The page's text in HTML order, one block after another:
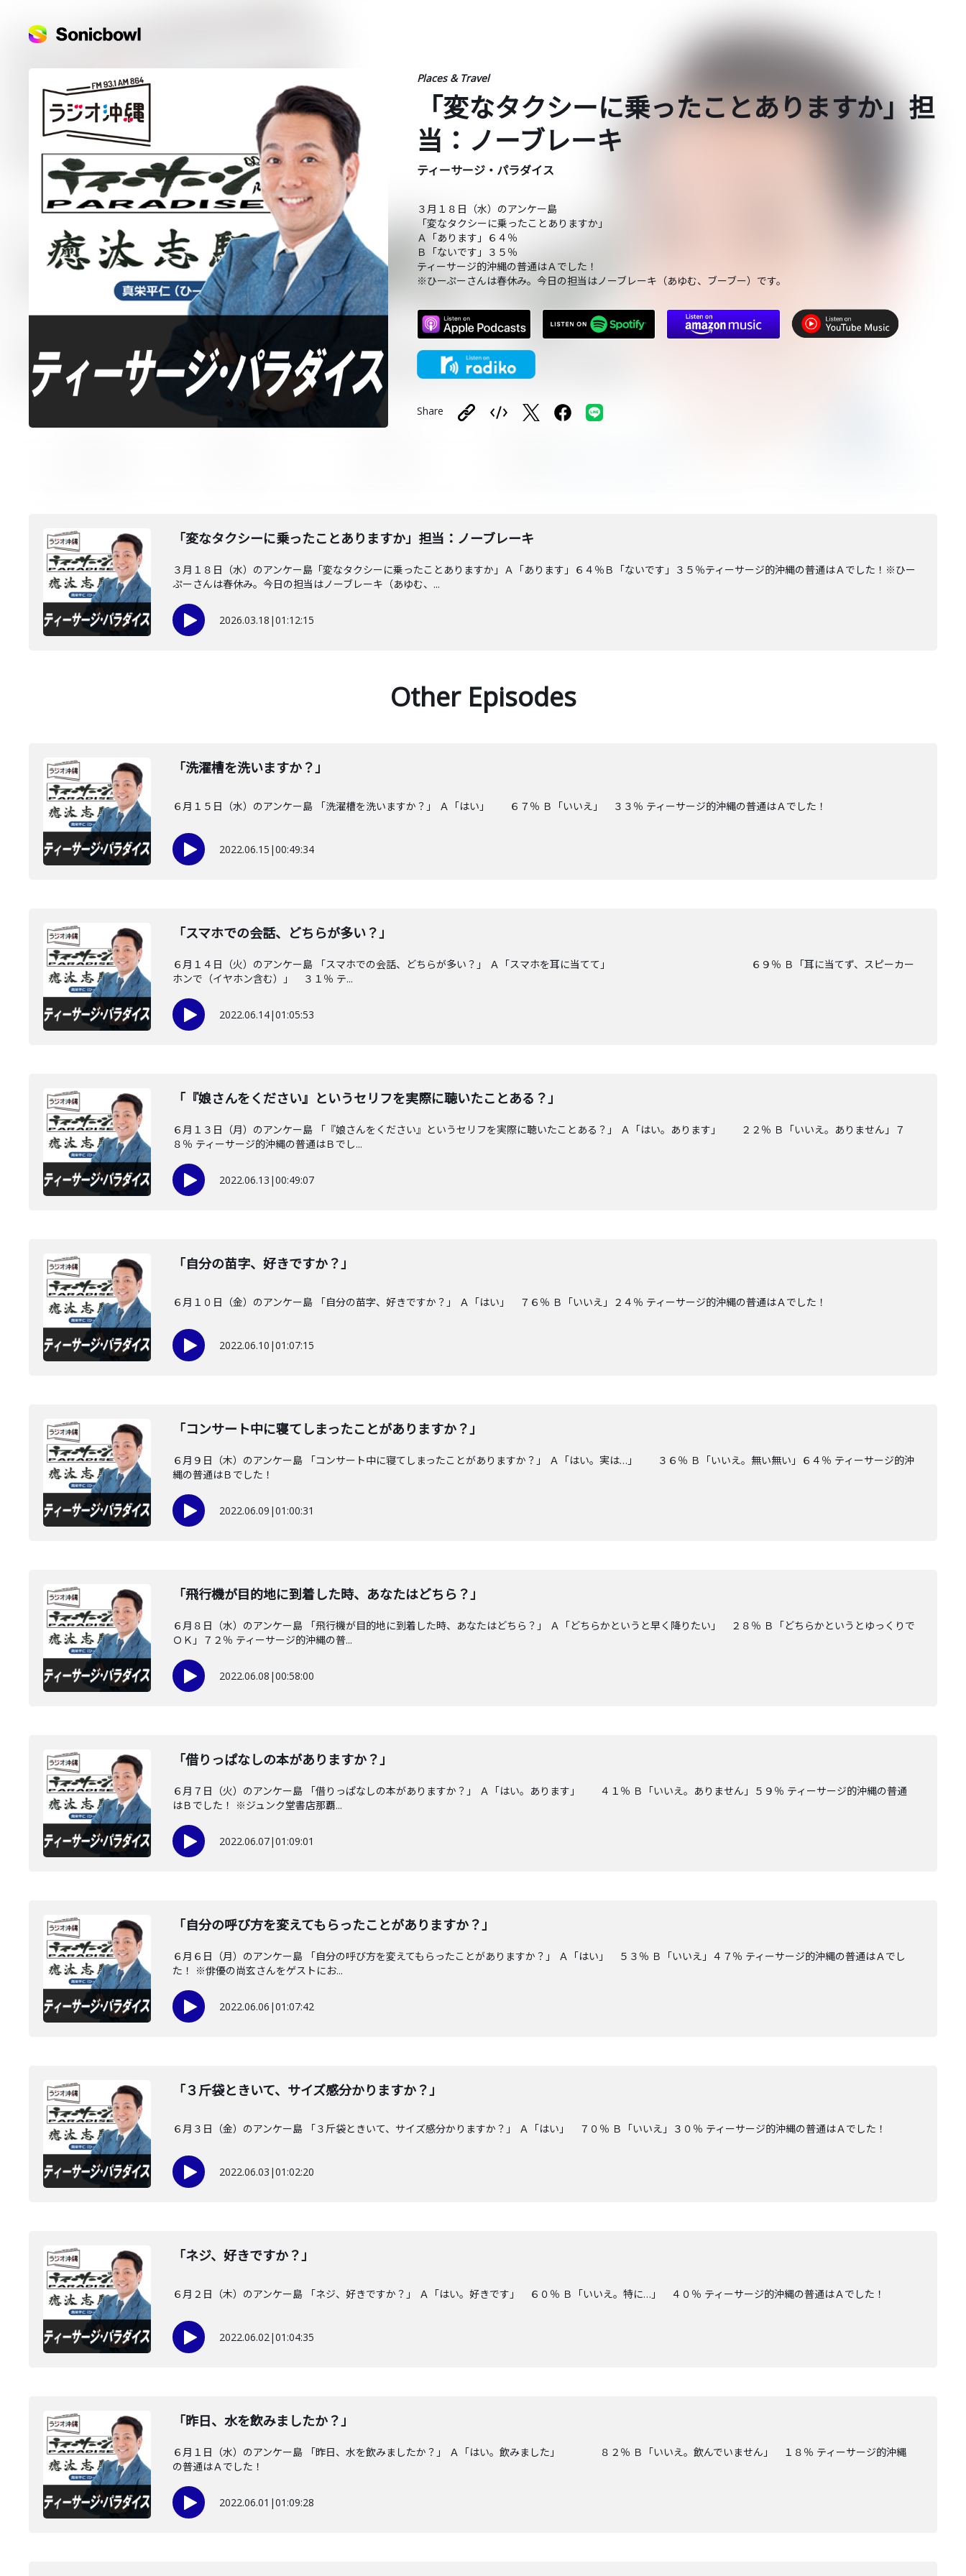
Places & Travel
「変なタクシーに乗ったことありますか」担
当：ノーブレーキ
ティーサージ・パラダイス
３月１８日（水）のアンケー島
「変なタクシーに乗ったことありますか」
Ａ「あります」６４％
Ｂ「ないです」３５％
ティーサージ的沖縄の普通はＡでした！
※ひーぷーさんは春休み。今日の担当はノーブレーキ（あゆむ、ブーブー）です。
Share
「変なタクシーに乗ったことありますか」担当：ノーブレーキ
３月１８日（水）のアンケー島「変なタクシーに乗ったことありますか」Ａ「あります」６４％Ｂ「ないです」３５％ティーサージ的沖縄の普通はＡでした！※ひー
ぷーさんは春休み。今日の担当はノーブレーキ（あゆむ、...
2026.03.18 |01:12:15
Other Episodes
「洗濯槽を洗いますか？」
６月１５日（水）のアンケー島 「洗濯槽を洗いますか？」 Ａ「はい」 ６７％ Ｂ「いいえ」 ３３％ ティーサージ的沖縄の普通はＡでした！
2022.06.15 |00:49:34
「スマホでの会話、どちらが多い？」
６月１４日（火）のアンケー島 「スマホでの会話、どちらが多い？」 Ａ「スマホを耳に当てて」 ６９％ Ｂ「耳に当てず、スピーカー
ホンで（イヤホン含む）」 ３１％ テ...
2022.06.14|01:05:53
「『娘さんをください』というセリフを実際に聴いたことある？」
６月１３日（月）のアンケー島 「『娘さんをください』というセリフを実際に聴いたことある？」 Ａ「はい。あります」 ２２％ Ｂ「いいえ。ありません」７
８％ ティーサージ的沖縄の普通はＢでし...
2022.06.13 |00:49:07
「自分の苗字、好きですか？」
６月１０日（金）のアンケー島 「自分の苗字、好きですか？」 Ａ「はい」 ７６％ Ｂ「いいえ」２４％ ティーサージ的沖縄の普通はＡでした！
2022.06.10 |01:07:15
「コンサート中に寝てしまったことがありますか？」
６月９日（木）のアンケー島 「コンサート中に寝てしまったことがありますか？」 Ａ「はい。実は…」 ３６％ Ｂ「いいえ。無い無い」６４％ ティーサージ的沖
縄の普通はＢでした！
2022.06.09 |01:00:31
「飛行機が目的地に到着した時、あなたはどちら？」
６月８日（水）のアンケー島 「飛行機が目的地に到着した時、あなたはどちら？」 Ａ「どちらかというと早く降りたい」 ２８％ Ｂ「どちらかというとゆっくりで
ＯＫ」７２％ ティーサージ的沖縄の普...
2022.06.08 |00:58:00
「借りっぱなしの本がありますか？」
６月７日（火）のアンケー島 「借りっぱなしの本がありますか？」 Ａ「はい。あります」 ４１％ Ｂ「いいえ。ありません」５９％ ティーサージ的沖縄の普通
はＢでした！ ※ジュンク堂書店那覇...
2022.06.07|01:09:01
「自分の呼び方を変えてもらったことがありますか？」
６月６日（月）のアンケー島 「自分の呼び方を変えてもらったことがありますか？」 Ａ「はい」 ５３％ Ｂ「いいえ」４７％ ティーサージ的沖縄の普通はＡでし
た！ ※俳優の尚玄さんをゲストにお...
2022.06.06 |01:07:42
「３斤袋ときいて、サイズ感分かりますか？」
６月３日（金）のアンケー島 「３斤袋ときいて、サイズ感分かりますか？」 Ａ「はい」 ７０％ Ｂ「いいえ」３０％ ティーサージ的沖縄の普通はＡでした！
2022.06.03 |01:02:20
「ネジ、好きですか？」
６月２日（木）のアンケー島 「ネジ、好きですか？」 Ａ「はい。好きです」 ６０％ Ｂ「いいえ。特に…」 ４０％ ティーサージ的沖縄の普通はＡでした！
2022.06.02|01:04:35
「昨日、水を飲みましたか？」
６月１日（水）のアンケー島 「昨日、水を飲みましたか？」 Ａ「はい。飲みました」 ８２％ Ｂ「いいえ。飲んでいません」 １８％ ティーサージ的沖縄
の普通はＡでした！
2022.06.01 |01:09:28